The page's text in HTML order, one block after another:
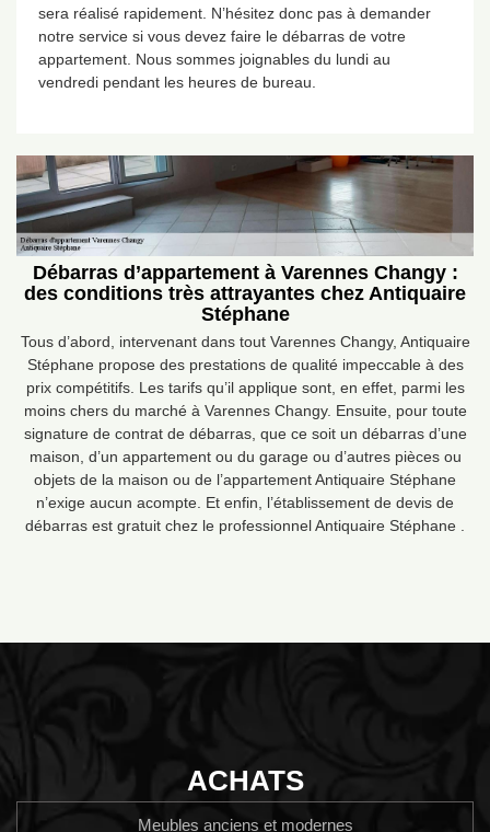
sera réalisé rapidement. N’hésitez donc pas à demander
notre service si vous devez faire le débarras de votre
appartement. Nous sommes joignables du lundi au
vendredi pendant les heures de bureau.
Débarras d’appartement à Varennes Changy :
des conditions très attrayantes chez Antiquaire
Stéphane
Tous d’abord, intervenant dans tout Varennes Changy, Antiquaire
Stéphane propose des prestations de qualité impeccable à des
prix compétitifs. Les tarifs qu’il applique sont, en effet, parmi les
moins chers du marché à Varennes Changy. Ensuite, pour toute
signature de contrat de débarras, que ce soit un débarras d’une
maison, d’un appartement ou du garage ou d’autres pièces ou
objets de la maison ou de l’appartement Antiquaire Stéphane
n’exige aucun acompte. Et enfin, l’établissement de devis de
débarras est gratuit chez le professionnel Antiquaire Stéphane .
ACHATS
Meubles anciens et modernes